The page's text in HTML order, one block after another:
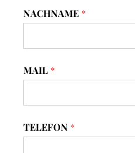
NACHNAME *
MAIL *
TELEFON *